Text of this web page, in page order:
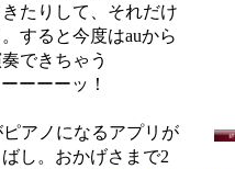
たりして、それだけ
すると今度はauから
できちゃう
ーーーッ！
アノになるアプリが
し。おかげさまで2